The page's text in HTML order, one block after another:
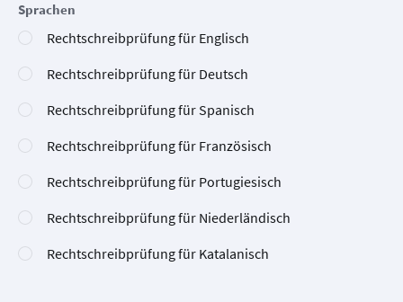
Sprachen
Rechtschreibprüfung für Englisch
Rechtschreibprüfung für Deutsch
Rechtschreibprüfung für Spanisch
Rechtschreibprüfung für Französisch
Rechtschreibprüfung für Portugiesisch
Rechtschreibprüfung für Niederländisch
Rechtschreibprüfung für Katalanisch